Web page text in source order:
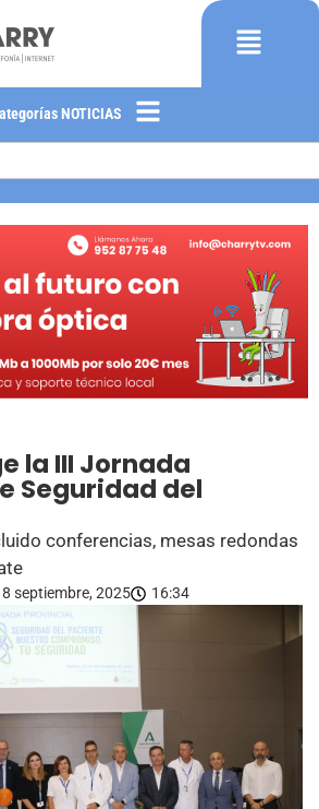
NOTICIAS
la III Jornada
Seguridad del
conferencias, mesas redondas
septiembre, 2025 16:34